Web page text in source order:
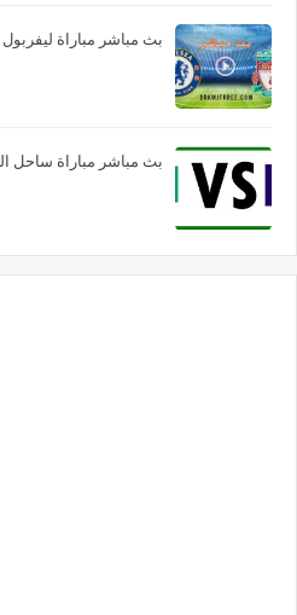
بث مباشر مباراة
بث مباشر مباراة ساحل